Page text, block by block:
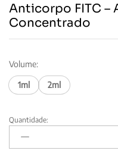
Anticorpo FITC –
Concentrado
Volume:
1ml 2ml
Anticorpo
FITC
-
Quantidade: